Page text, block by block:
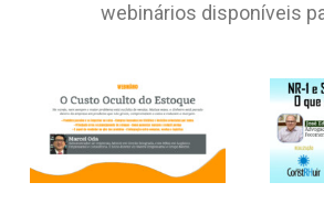
webinários disponíveis